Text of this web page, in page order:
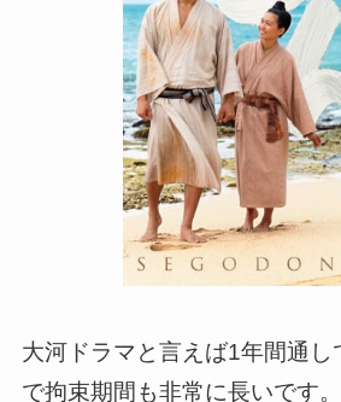
大河ドラマと言えば1年間通
で拘束期間も非常に長いです。